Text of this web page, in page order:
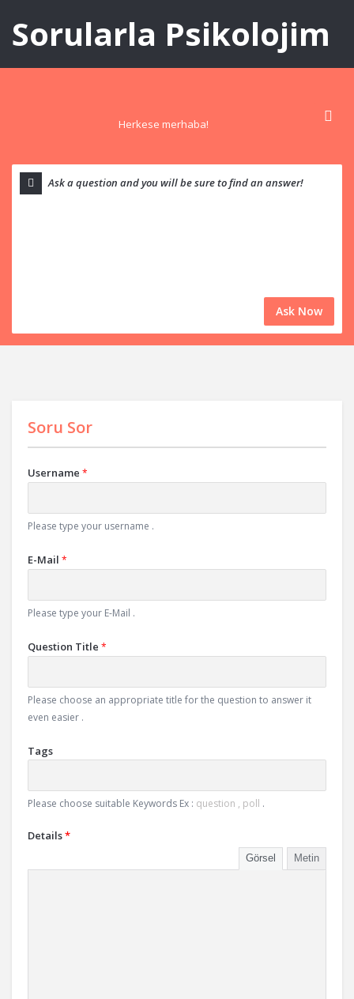
Sorularla Psikolojim
Herkese merhaba!
Ask Now
Soru Sor
Username *
Please type your username .
E-Mail *
Please type your E-Mail .
Question Title *
Please choose an appropriate title for the question to answer it
even easier .
Tags
Please choose suitable Keywords Ex : question , poll .
Details*
Görsel Metin